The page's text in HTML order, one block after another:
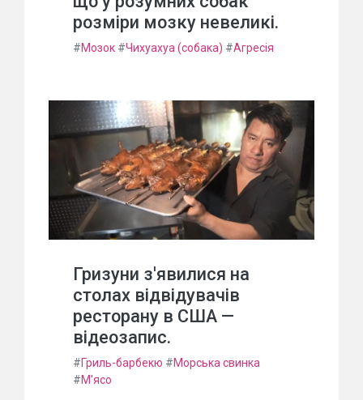
розміри мозку невеликі.
#Мозок #Чихуахуа (собака) #Агресія
Гризуни з'явилися на
столах відвідувачів
ресторану в США —
відеозапис.
#Гриль-барбекю #Морська свинка
#М'ясо